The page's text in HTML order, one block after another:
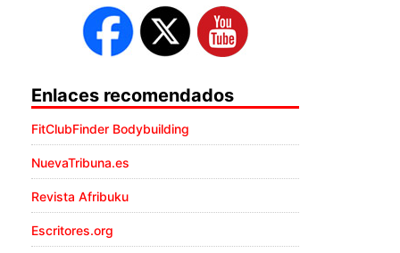
Enlaces recomendados
FitClubFinder Bodybuilding
NuevaTribuna.es
Revista Afribuku
Escritores.org